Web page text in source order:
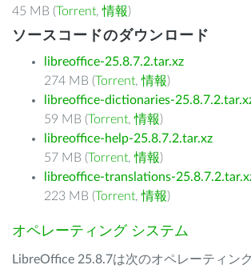
45 MB (Torrent,情報)
ソースコードのダウンロード
libreoffice-25.8.7.2.tar.xz
274 MB (Torrent,情報)
libreoffice-dictionaries-
59 MB (Torrent,情報)
libreoffice-help-25.8.7.2.tar.xz
57 MB (Torrent,情報)
libreoffice-translations-
223 MB (Torrent,情報)
オペレーティング システム
LibreOffice 25.8.7は次のオペレーティン